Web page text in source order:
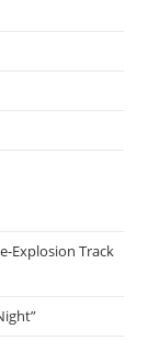
Explosion Track